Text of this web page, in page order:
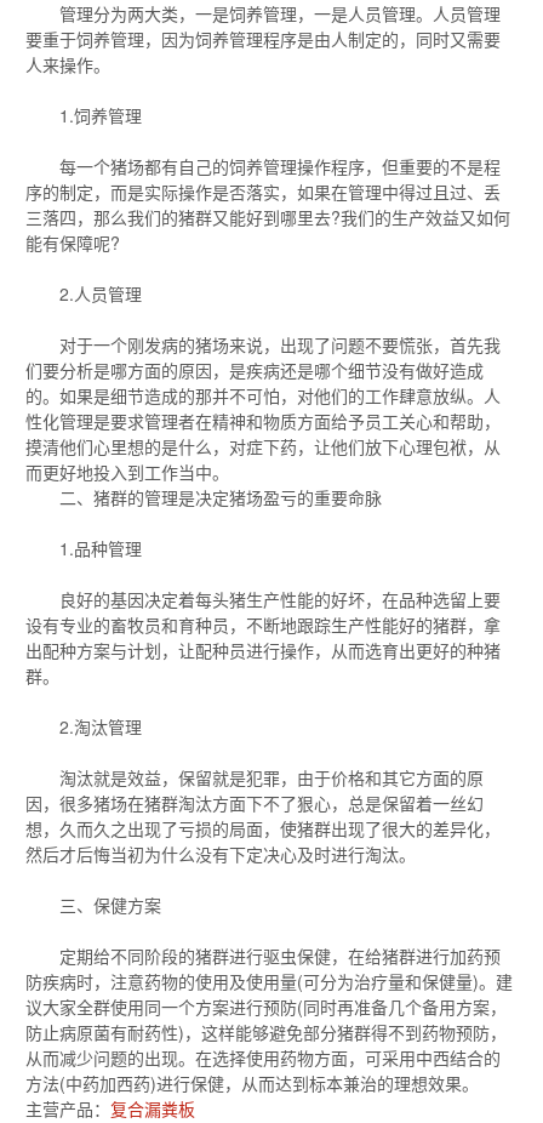
管理分为两大类，一是饲养管理，一是人员管理。人员管理
要重于饲养管理，因为饲养管理程序是由人制定的，同时又需要
人来操作。
1.饲养管理
每一个猪场都有自己的饲养管理操作程序，但重要的不是程
序的制定，而是实际操作是否落实，如果在管理中得过且过、丢
三落四，那么我们的猪群又能好到哪里去?我们的生产效益又如何
能有保障呢?
2.人员管理
对于一个刚发病的猪场来说，出现了问题不要慌张，首先我
们要分析是哪方面的原因，是疾病还是哪个细节没有做好造成
的。如果是细节造成的那并不可怕，对他们的工作肆意放纵。人
性化管理是要求管理者在精神和物质方面给予员工关心和帮助，
摸清他们心里想的是什么，对症下药，让他们放下心理包袱，从
而更好地投入到工作当中。
二、猪群的管理是决定猪场盈亏的重要命脉
1.品种管理
良好的基因决定着每头猪生产性能的好坏，在品种选留上要
设有专业的畜牧员和育种员，不断地跟踪生产性能好的猪群，拿
出配种方案与计划，让配种员进行操作，从而选育出更好的种猪
群。
2.淘汰管理
淘汰就是效益，保留就是犯罪，由于价格和其它方面的原
因，很多猪场在猪群淘汰方面下不了狠心，总是保留着一丝幻
想，久而久之出现了亏损的局面，使猪群出现了很大的差异化，
然后才后悔当初为什么没有下定决心及时进行淘汰。
三、保健方案
定期给不同阶段的猪群进行驱虫保健，在给猪群进行加药预
防疾病时，注意药物的使用及使用量(可分为治疗量和保健量)。建
议大家全群使用同一个方案进行预防(同时再准备几个备用方案，
防止病原菌有耐药性)，这样能够避免部分猪群得不到药物预防，
从而减少问题的出现。在选择使用药物方面，可采用中西结合的
方法(中药加西药)进行保健，从而达到标本兼治的理想效果。
主营产品：复合漏粪板